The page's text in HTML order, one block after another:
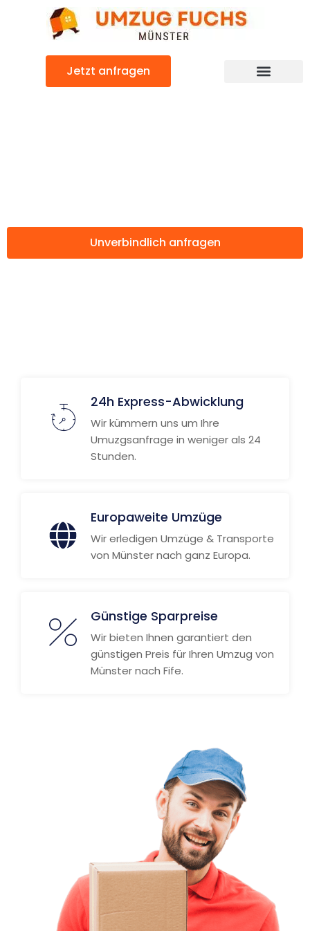
Jetzt anfragen
Unverbindlich anfragen
24h Express-Abwicklung
Wir kümmern uns um Ihre
Umuzgsanfrage in weniger als 24
Stunden.
Europaweite Umzüge
Wir erledigen Umzüge & Transporte
von Münster nach ganz Europa.
Günstige Sparpreise
Wir bieten Ihnen garantiert den
günstigen Preis für Ihren Umzug von
Münster nach Fife.